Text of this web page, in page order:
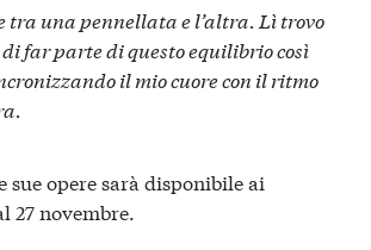
tra una pennellata e l’altra. Lì trovo
di far parte di questo equilibrio così
il mio cuore con il ritmo
sue opere sarà disponibile ai
27 novembre.